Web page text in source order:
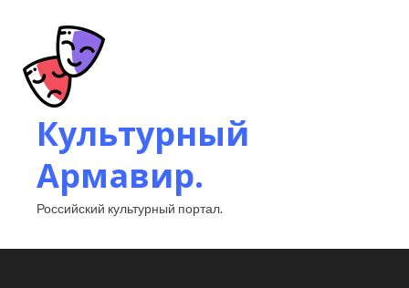
Культурный
Армавир.
Российский культурный портал.